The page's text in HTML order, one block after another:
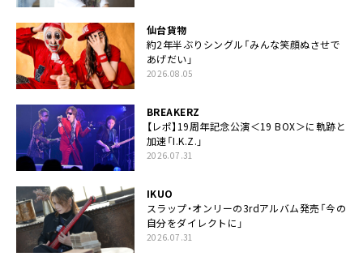
仙台貨物
約2年半ぶりシングル「みんな笑顔ぬさせで
あげだい」
2026.08.05
BREAKERZ
【レポ】19周年記念公演＜19 BOX＞に軌跡と
加速「I.K.Z.」
2026.07.31
IKUO
スラップ・オンリーの3rdアルバム発売「今の
自分をダイレクトに」
2026.07.31